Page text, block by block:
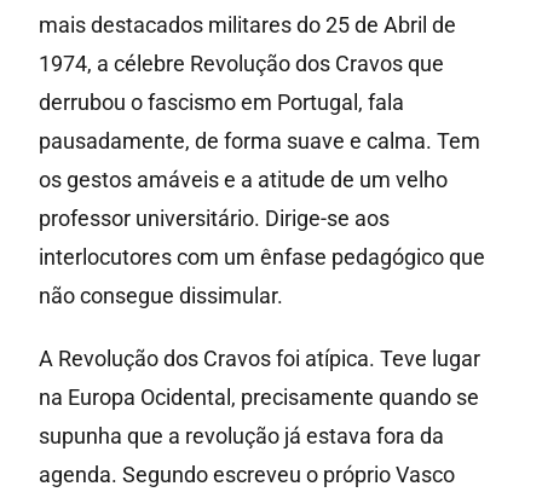
mais destacados militares do 25 de Abril de
1974, a célebre Revolução dos Cravos que
derrubou o fascismo em Portugal, fala
pausadamente, de forma suave e calma. Tem
os gestos amáveis e a atitude de um velho
professor universitário. Dirige-se aos
interlocutores com um ênfase pedagógico que
não consegue dissimular.
A Revolução dos Cravos foi atípica. Teve lugar
na Europa Ocidental, precisamente quando se
supunha que a revolução já estava fora da
agenda. Segundo escreveu o próprio Vasco